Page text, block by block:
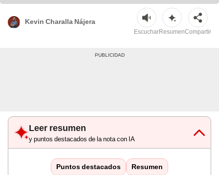
Composición LR | Magnific
Kevin Charalla Nájera
EscucharResumenCompartir
Leer resumen
y puntos destacados de la nota con IA
Puntos destacados Resumen